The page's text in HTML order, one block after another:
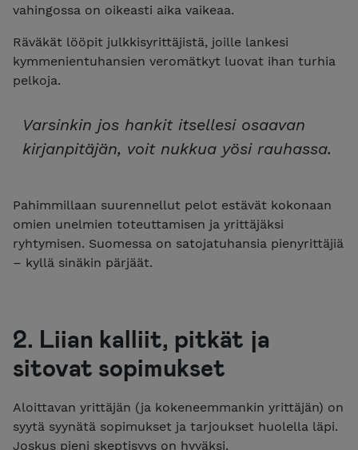
vahingossa on oikeasti aika vaikeaa.
Räväkät lööpit julkkisyrittäjistä, joille lankesi
kymmenientuhansien veromätkyt luovat ihan turhia
pelkoja.
Varsinkin jos hankit itsellesi osaavan
kirjanpitäjän, voit nukkua yösi rauhassa.
Pahimmillaan suurennellut pelot estävät kokonaan
omien unelmien toteuttamisen ja yrittäjäksi
ryhtymisen. Suomessa on satojatuhansia pienyrittäjiä
– kyllä sinäkin pärjäät.
2. Liian kalliit, pitkät ja
sitovat sopimukset
Aloittavan yrittäjän (ja kokeneemmankin yrittäjän) on
syytä syynätä sopimukset ja tarjoukset huolella läpi.
Joskus pieni skeptisyys on hyväksi.